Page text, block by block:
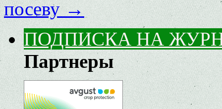
посеву→
ПОДПИСКА НА
Партнеры